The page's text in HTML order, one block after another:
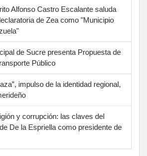
Alfonso Castro Escalante saluda
de Zea como "Municipio
de Sucre presenta Propuesta de
Público
impulso de la identidad regional,
y corrupción: las claves del
De la Espriella como presidente de